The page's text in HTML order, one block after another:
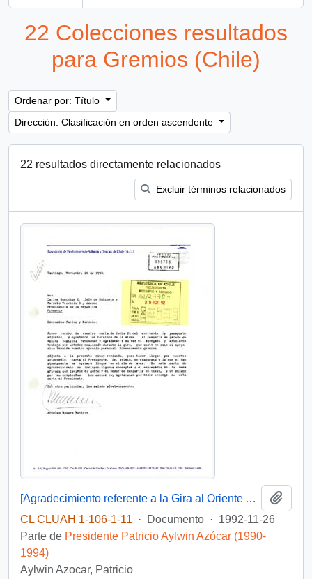
22 Colecciones resultados
para Gremios (Chile)
Ordenar por: Título
Dirección: Clasificación en orden ascendente
22 resultados directamente relacionados
Excluir términos relacionados
[Agradecimiento referente a la Gira al Oriente Asiático]
CL CLUAH 1-106-1-11
· Documento · 1992-11-26
Parte de Presidente Patricio Aylwin Azócar (1990-
1994)
Aylwin Azocar, Patricio